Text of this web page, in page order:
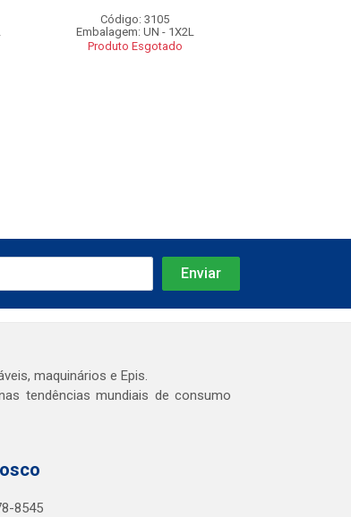
Código: 3105
Embalagem: UN - 1X2L
Produto Esgotado
maquinários e Epis.
tendências mundiais de consumo
8545